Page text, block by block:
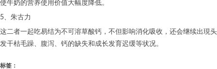
使牛奶的营养使用价值大幅度降低。
5、朱古力
这二者一起吃易结为不可溶草酸钙，不但影响消化吸收，还会继续出現头
发干枯毛躁、腹泻、钙的缺失和成长发育迟缓等状况。
标签：